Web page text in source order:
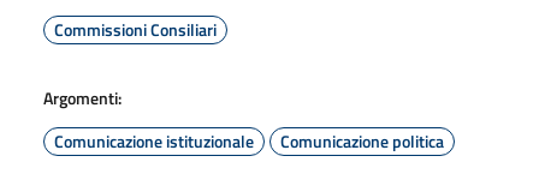
Commissioni Consiliari
Argomenti:
Comunicazione istituzionale
Comunicazione politica